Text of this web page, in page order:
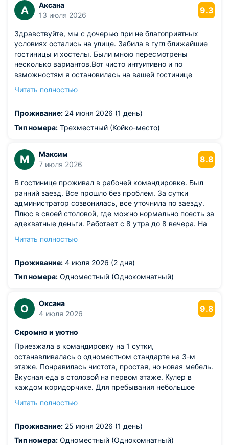
А
Аксана
13 июля 2026
9.3
Здравствуйте, мы с дочерью при не благоприятных
условиях остались на улице. Забила в гугл ближайшие
гостиницы и хостелы. Были мною пересмотрены
несколько вариантов.Вот чисто интуитивно и по
взможностям я остановилась на вашей гостинице
бывает)так вот,впечатления мои чисто,столовая под
отзывчивый!!! Расположение удобное . Мы в этом
городе первый раз.Молодцы!!!
Читать полностью
Проживание: 24 июня 2026 (1 день)
Тип номера: Трехместный (Койко-место)
М
Максим
7 июля 2026
8.8
В гостинице проживал в рабочей командировке. Был
ранний заезд. Все прошло без проблем. За сутки
администратор созвонилась, все уточнила по заезду.
Плюс в своей столовой, где можно нормально поесть за
адекватные деньги. Работает с 8 утра до 8 вечера. На
для командировок и когда вы не готовы переплачивать
Из недостатков: когда заезжал, почему-то было
закрыто окно. В номере было душновато.
Читать полностью
Проживание: 4 июля 2026 (2 дня)
Тип номера: Одноместный (Однокомнатный)
О
Оксана
4 июля 2026
9.8
Скромно и уютно
Приезжала в командировку на 1 сутки,
останавливалась о одноместном стандарте на 3-м
этаже. Понравилась чистота, простая, но новая мебель.
Вкусная еда в столовой на первом этаже. Кулер в
каждом коридорчике. Для пребывания небольшое
улицы, есть две розетки, вешалка и подставка для
для этого района.
Из недостатков: небольшие недостатки: очень
Читать полностью
Проживание: 25 июня 2026 (1 день)
Тип номера: Одноместный (Однокомнатный)